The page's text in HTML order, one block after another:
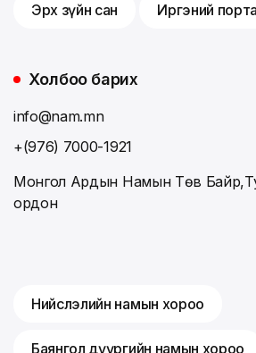
Эрх зүйн сан Иргэний
Холбоо барих
info@nam.mn
+(976) 7000-1921
Монгол Ардын Намын Төв
ордон
Нийслэлийн намын хороо
Баянгол дүүргийн намын хороо